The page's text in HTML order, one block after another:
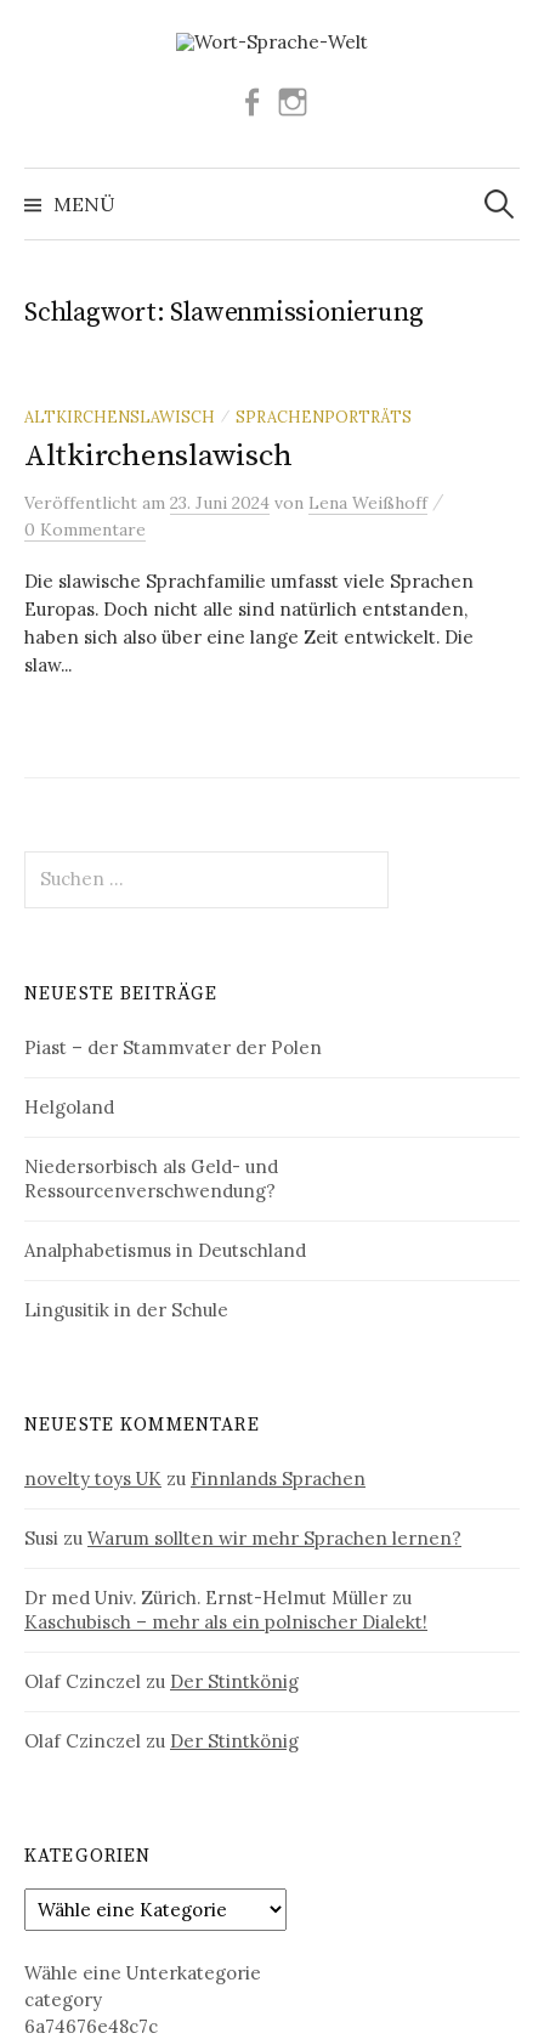
Facebook
MENÜ
Suchen
nach:
Schlagwort: Slawenmissionierung
ALTKIRCHENSLAWISCH / SPRACHENPORTRÄTS
Altkirchenslawisch
Veröffentlicht am 23. Juni 2024 von Lena Weißhoff /
0 Kommentare
Die slawische Sprachfamilie umfasst viele Sprachen
Europas. Doch nicht alle sind natürlich entstanden,
haben sich also über eine lange Zeit entwickelt. Die
slaw...
nach:
NEUESTE BEITRÄGE
Piast – der Stammvater der Polen
Helgoland
Niedersorbisch als Geld- und
Ressourcenverschwendung?
Analphabetismus in Deutschland
Lingusitik in der Schule
NEUESTE KOMMENTARE
novelty toys UK zu Finnlands Sprachen
Susi zu Warum sollten wir mehr Sprachen lernen?
Dr med Univ. Zürich. Ernst-Helmut Müller zu
Kaschubisch – mehr als ein polnischer Dialekt!
Olaf Czinczel zu Der Stintkönig
Olaf Czinczel zu Der Stintkönig
KATEGORIEN
Wähle eine Unterkategorie
category
6a74676e48c7c